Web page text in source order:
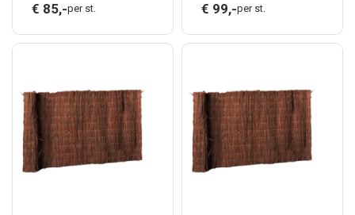
€ 85,-per st. € 99,-per st.